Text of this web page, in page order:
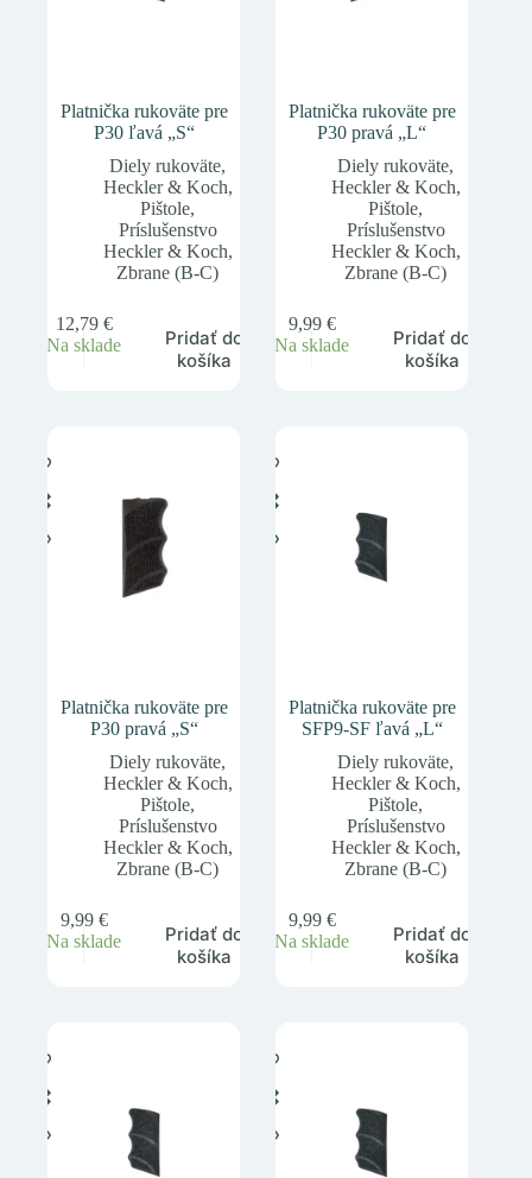
Platnička rukoväte pre
P30 ľavá „S“
Diely rukoväte,
Heckler & Koch,
Pištole,
Príslušenstvo
Heckler & Koch,
Zbrane (B-C)
12,79 €
Na sklade
Pridať do
košíka
Platnička rukoväte pre
P30 pravá „L“
Diely rukoväte,
Heckler & Koch,
Pištole,
Príslušenstvo
Heckler & Koch,
Zbrane (B-C)
9,99 €
Na sklade
Pridať do
košíka
Platnička rukoväte pre
P30 pravá „S“
Diely rukoväte,
Heckler & Koch,
Pištole,
Príslušenstvo
Heckler & Koch,
Zbrane (B-C)
9,99 €
Na sklade
Pridať do
košíka
Platnička rukoväte pre
SFP9-SF ľavá „L“
Diely rukoväte,
Heckler & Koch,
Pištole,
Príslušenstvo
Heckler & Koch,
Zbrane (B-C)
9,99 €
Na sklade
Pridať do
košíka